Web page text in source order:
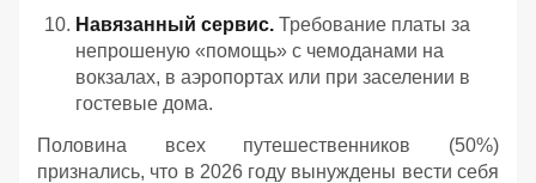
Навязанный сервис. Требование платы за
непрошеную «помощь» с чемоданами на
вокзалах, в аэропортах или при заселении в
гостевые дома.
Половина всех путешественников (50%)
признались, что в 2026 году вынуждены вести себя